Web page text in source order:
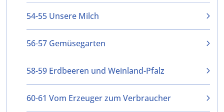
54-55 Unsere Milch
56-57 Gemüsegarten
58-59 Erdbeeren und Weinland-Pfalz
60-61 Vom Erzeuger zum Verbraucher